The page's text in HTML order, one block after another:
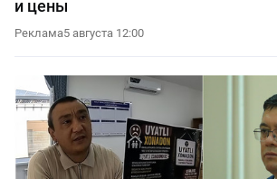
и цены
Реклама5 августа 12:00